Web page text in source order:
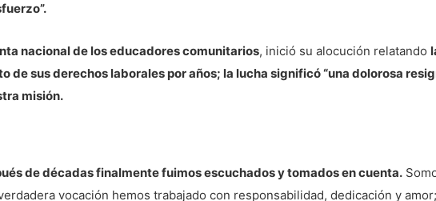
nacional de los educadores comunitarios, inició su alocución relatando
de sus derechos laborales por años; la lucha significó “una dolorosa
misión.
de décadas finalmente fuimos escuchados y tomados en cuenta.
vocación hemos trabajado con responsabilidad, dedicación y